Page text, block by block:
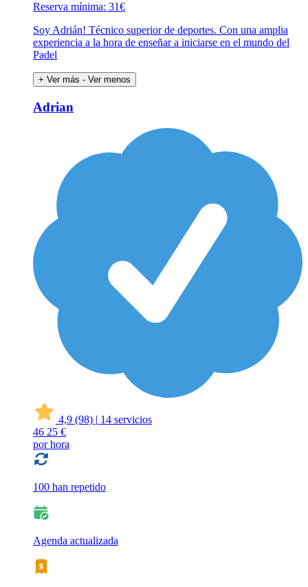
Reserva mínima: 31€
Soy Adrián! Técnico superior de deportes. Con una amplia
experiencia a la hora de enseñar a iniciarse en el mundo del
Padel
+ Ver más - Ver menos
Adrian
4,9 (98) | 14 servicios
46 25 €
por hora
100 han repetido
Agenda actualizada